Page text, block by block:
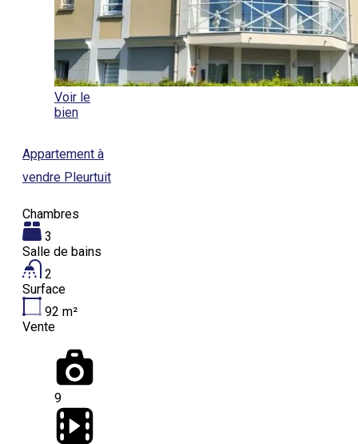
Voir le
bien
Appartement à
vendre Pleurtuit
Chambres
3
Salle de bains
2
Surface
92 m²
Vente
9